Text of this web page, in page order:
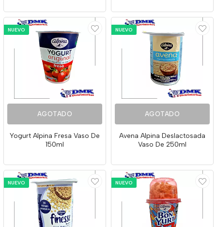
NUEVO
AGOTADO
Yogurt Alpina Fresa Vaso De
150ml
NUEVO
AGOTADO
Avena Alpina Deslactosada
Vaso De 250ml
NUEVO NUEVO